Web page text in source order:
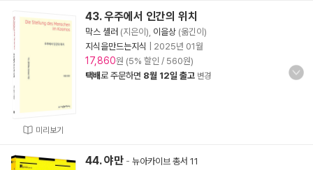
미리보기
43. 우주에서 인간의 위치
막스 셸러 (지은이), 이을상 (옮긴이)
지식을만드는지식
2025년 01월
17,860원 (5% 할인 / 560원)
택배로 주문하면 8월 12일 출고 변경
44. 야만 - 뉴아카이브 총서 11